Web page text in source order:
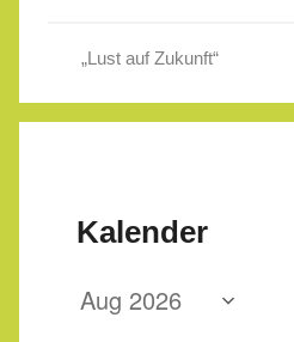
„Lust auf Zukunft“
Kalender